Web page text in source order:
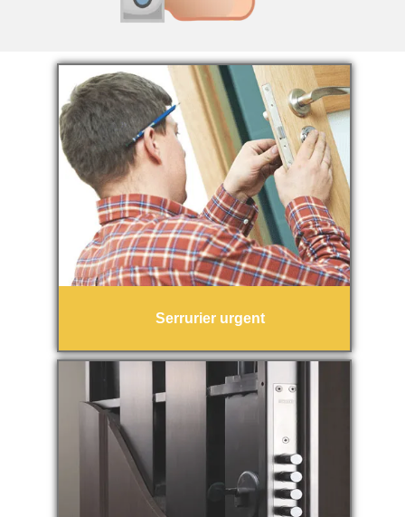
Serrurier urgent